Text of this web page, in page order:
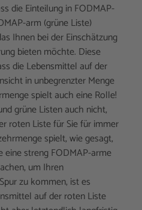
die Einteilung in FODMAP-
arm (grüne Liste)
Ihnen bei der Einschätzung
bieten möchte. Diese
die Lebensmittel auf der
in unbegrenzter Menge
spielt auch eine Rolle!
grüne Listen auch nicht,
roten Liste für Sie für immer
spielt, wie gesagt,
eine streng FODMAP-arme
um Ihren
zu kommen, ist es
auf der roten Liste